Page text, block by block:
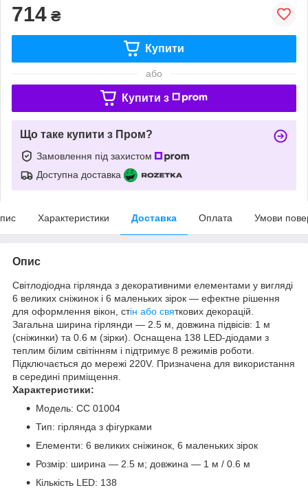
714 ₴
Купити
або
Купити з
Що таке купити з Пром?
Замовлення під захистом
Доступна доставка
Характеристики Доставка Оплата Умови
Опис
Світлодіодна гірлянда з декоративними елементами у вигляді
6 великих сніжинок і 6 маленьких зірок — ефектне рішення
для оформлення вікон, стін або святкових декорацій.
Загальна ширина гірлянди — 2.5 м, довжина підвісів: 1 м
(сніжинки) та 0.6 м (зірки). Оснащена 138 LED-діодами з
теплим білим світінням і підтримує 8 режимів роботи.
Підключається до мережі 220V. Призначена для використання
в середині приміщення.
Характеристики:
Модель: СС 01004
Тип: гірлянда з фігурками
Елементи: 6 великих сніжинок, 6 маленьких зірок
Розмір: ширина — 2.5 м; довжина — 1 м / 0.6 м
Кількість LED: 138